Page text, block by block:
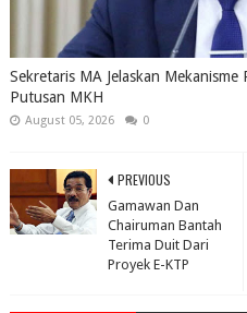
Sekretaris MA Jelaskan Mekanisme
Putusan MKH
August 05, 2026 0
PREVIOUS
Gamawan Dan
Chairuman Bantah
Terima Duit Dari
Proyek E-KTP